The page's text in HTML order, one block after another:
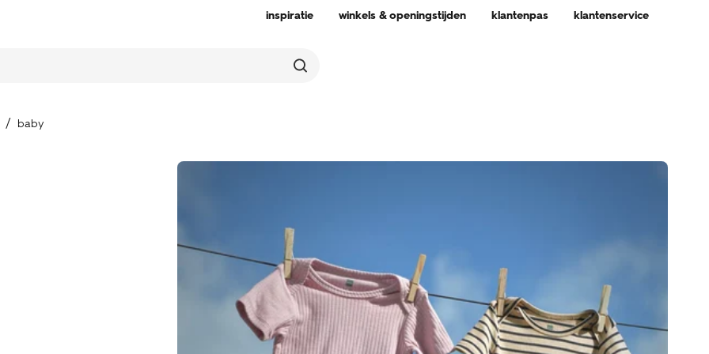
inspiratie winkels & openingstijden klantenpas klantenservice
baby